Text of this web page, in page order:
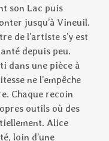
son Lac puis
jusqu’à Vineuil.
de l’artiste s’y est
depuis peu.
dans une pièce à
ne l’empêche
Chaque recoin
outils où des
Alice
loin d’une